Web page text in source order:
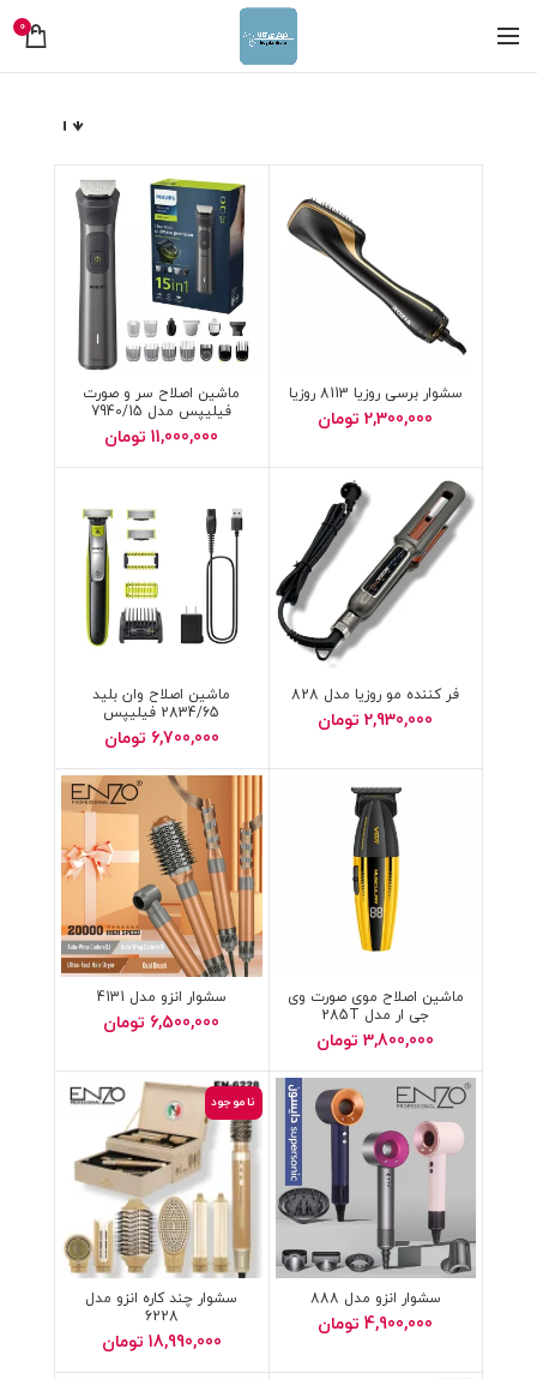
0
سشوار برسی روزیا 8113 روزیا
2,300,000 تومان
ماشین اصلاح سر و صورت
فیلیپس مدل 7940/15
11,000,000 تومان
فر کننده مو روزیا مدل 828
2,930,000 تومان
ماشین اصلاح وان بلید
2834/65 فیلیپس
6,700,000 تومان
ماشین اصلاح موی صورت وی
جی ار مدل 285T
3,800,000 تومان
سشوار انزو مدل 4131
6,500,000 تومان
سشوار انزو مدل 888
4,900,000 تومان
ناموجود
سشوار چند کاره انزو مدل
6228
18,990,000 تومان